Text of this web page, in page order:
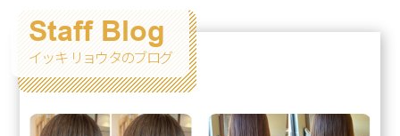
Staff Blog
イッキ リョウタのブログ